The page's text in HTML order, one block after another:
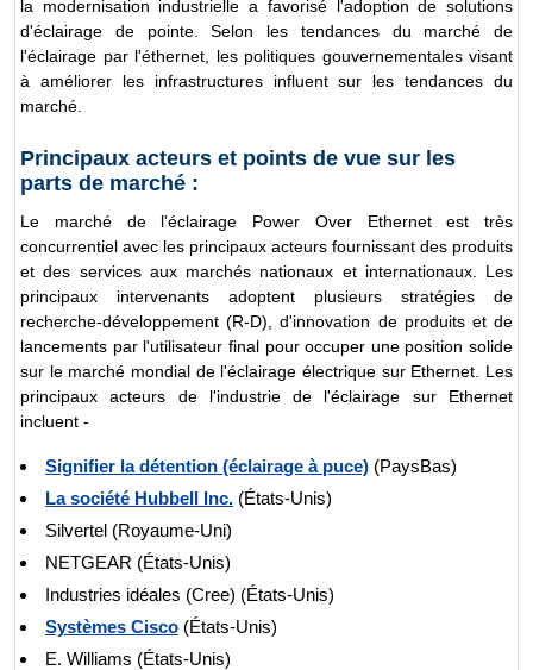
la modernisation industrielle a favorisé l'adoption de solutions
d'éclairage de pointe. Selon les tendances du marché de
l'éclairage par l'éthernet, les politiques gouvernementales visant
à améliorer les infrastructures influent sur les tendances du
marché.
Principaux acteurs et points de vue sur les
parts de marché :
Le marché de l'éclairage Power Over Ethernet est très
concurrentiel avec les principaux acteurs fournissant des produits
et des services aux marchés nationaux et internationaux. Les
principaux intervenants adoptent plusieurs stratégies de
recherche-développement (R-D), d'innovation de produits et de
lancements par l'utilisateur final pour occuper une position solide
sur le marché mondial de l'éclairage électrique sur Ethernet. Les
principaux acteurs de l'industrie de l'éclairage sur Ethernet
incluent -
Signifier la détention (éclairage à puce) (PaysBas)
La société Hubbell Inc. (États-Unis)
Silvertel (Royaume-Uni)
NETGEAR (États-Unis)
Industries idéales (Cree) (États-Unis)
Systèmes Cisco (États-Unis)
E. Williams (États-Unis)